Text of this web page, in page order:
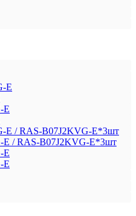
E
E
E / RAS-B07J2KVG-E*3шт
E / RAS-B07J2KVG-E*3шт
E
E